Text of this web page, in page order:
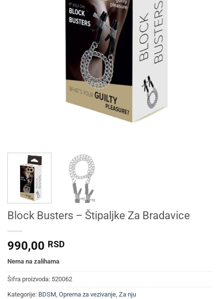
Block Busters – Štipaljke Za Bradavice
990,00 RSD
Nema na zalihama
Šifra proizvoda: 520062
Kategorije: BDSM, Oprema za vezivanje, Za nju